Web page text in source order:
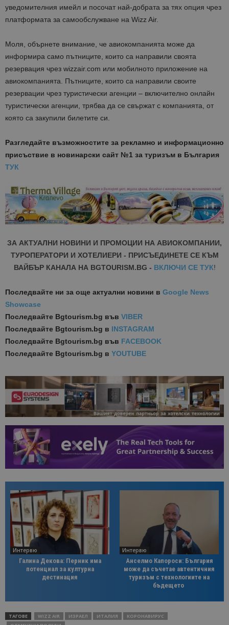
уведомителния имейл и посочат най-добрата за тях опция чрез
платформата за самообслужване на Wizz Air.
Моля, обърнете внимание, че авиокомпанията може да
информира само пътниците, които са направили своята
резервация чрез wizzair.com или мобилното приложение на
авиокомпанията. Пътниците, които са направили своите
резервации чрез туристически агенции – включително онлайн
туристически агенции, трябва да се свържат с компанията, от
която са закупили билетите си.
Разгледайте възможностите за рекламно и информационно
присъствие в новинарски сайт №1 за туризъм в България
ТУК
ЗА АКТУАЛНИ НОВИНИ И ПРОМОЦИИ НА АВИОКОМПАНИИ,
ТУРОПЕРАТОРИ И ХОТЕЛИЕРИ - ПРИСЪЕДИНЕТЕ СЕ КЪМ
ВАЙБЪР КАНАЛА НА BGTOURISM.BG - ВКЛЮЧИ СЕ ТУК!
Последвайте ни за още актуални новини в Google News
Showcase
Последвайте Bgtourism.bg във VIBER
Последвайте Bgtourism.bg в INSTAGRAM
Последвайте Bgtourism.bg във FACEBOOK
Последвайте Bgtourism.bg в YOUTUBE
Интервю
Галина Декова: Перник има
потенциал за културна
дестинация
Интервю
Анселмо Капороси: България
може да съчетае автентичния
туризъм с технологиите на
бъдещето
ТАГОВЕ WIZZ AIR ИЗРАЕЛ ИТАЛИЯ
КОРОНАВИРУС